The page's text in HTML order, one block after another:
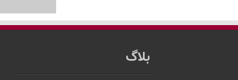
بلاگ